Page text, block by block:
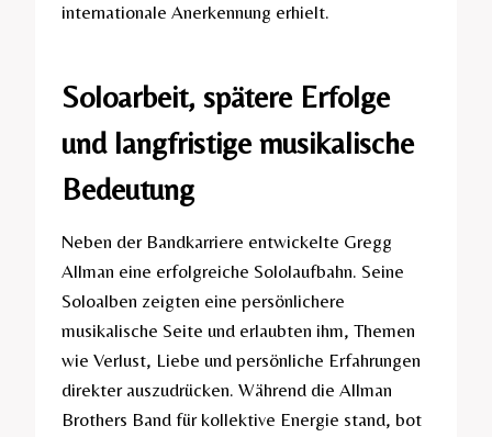
internationale Anerkennung erhielt.
Soloarbeit, spätere Erfolge
und langfristige musikalische
Bedeutung
Neben der Bandkarriere entwickelte Gregg
Allman eine erfolgreiche Sololaufbahn. Seine
Soloalben zeigten eine persönlichere
musikalische Seite und erlaubten ihm, Themen
wie Verlust, Liebe und persönliche Erfahrungen
direkter auszudrücken. Während die Allman
Brothers Band für kollektive Energie stand, bot